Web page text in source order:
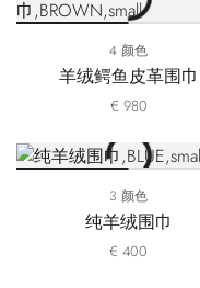
4 颜色
羊绒鳄鱼皮革围巾
€ 980
3 颜色
纯羊绒围巾
€ 400